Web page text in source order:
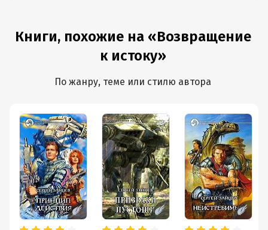
Книги, похожие на «Возвращение
к истоку»
По жанру, теме или стилю автора